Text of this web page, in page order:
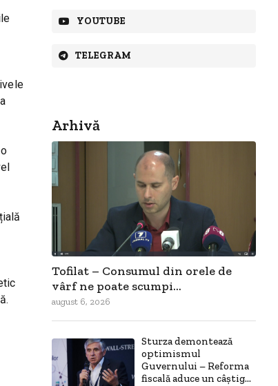
YOUTUBE
TELEGRAM
Arhivă
Tofilat – Consumul din orele de
vârf ne poate scumpi...
august 6, 2026
Sturza demontează
optimismul
Guvernului – Reforma
fiscală aduce un câștig...